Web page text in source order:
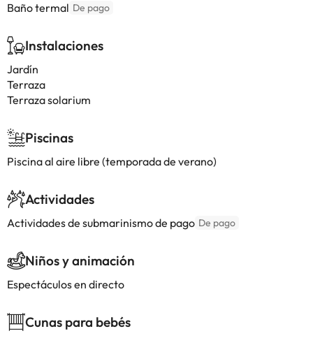
Baño termal De pago
Instalaciones
Jardín
Terraza
Terraza solarium
Piscinas
Piscina al aire libre (temporada de verano)
Actividades
Actividades de submarinismo de pago De pago
Niños y animación
Espectáculos en directo
Cunas para bebés